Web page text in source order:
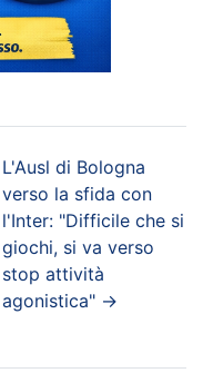
L'Ausl di Bologna
verso la sfida con
l'Inter: "Difficile che si
giochi, si va verso
stop attività
agonistica" →